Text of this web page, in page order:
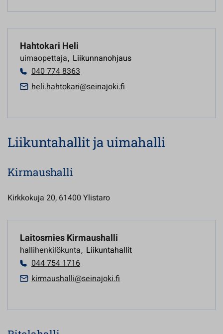
Hahtokari Heli
uimaopettaja, Liikunnanohjaus
040 774 8363
heli.hahtokari@seinajoki.fi
Liikuntahallit ja uimahalli
Kirmaushalli
Kirkkokuja 20, 61400 Ylistaro
Laitosmies Kirmaushalli
hallihenkilökunta, Liikuntahallit
044 754 1716
kirmaushalli@seinajoki.fi